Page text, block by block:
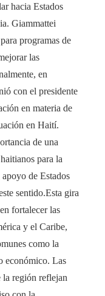
hacia Estados
Giammattei
programas de
las
en
con el presidente
en materia de
en Haití.
de una
para la
de Estados
sentido.Esta gira
fortalecer las
y el Caribe,
como la
económico. Las
la región reflejan